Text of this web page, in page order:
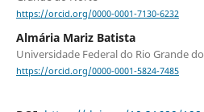
https://orcid.org/0000-0001-7130-6232
Almária Mariz Batista
Universidade Federal do Rio Grande
https://orcid.org/0000-0001-5824-7485